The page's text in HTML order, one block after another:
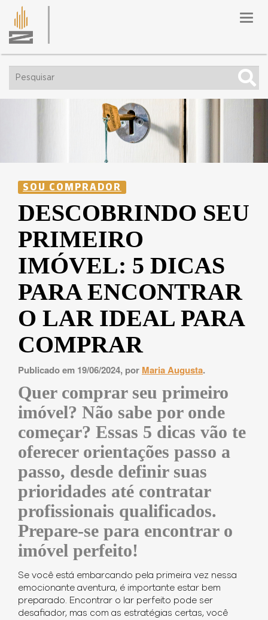
SOU COMPRADOR
DESCOBRINDO SEU
PRIMEIRO
IMÓVEL: 5 DICAS
PARA ENCONTRAR
O LAR IDEAL PARA
COMPRAR
Publicado em 19/06/2024, por Maria Augusta.
Quer comprar seu primeiro
imóvel? Não sabe por onde
começar? Essas 5 dicas vão te
oferecer orientações passo a
passo, desde definir suas
prioridades até contratar
profissionais qualificados.
Prepare-se para encontrar o
imóvel perfeito!
Se você está embarcando pela primeira vez nessa
emocionante aventura, é importante estar bem
preparado. Encontrar o lar perfeito pode ser
desafiador, mas com as estratégias certas, você